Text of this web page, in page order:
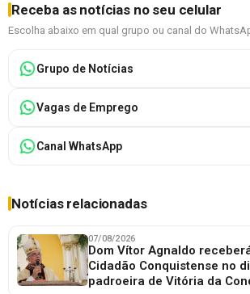
Receba as notícias no seu celular
Escolha abaixo em qual grupo ou canal do
Grupo de Notícias
Vagas de Emprego
Canal WhatsApp
Notícias relacionadas
07/08/2026
Dom Vítor Agnaldo
Cidadão Conquistense no
padroeira de Vitória da